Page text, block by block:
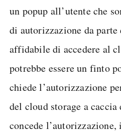
un popup all’utente che
di autorizzazione da
affidabile di accedere al
potrebbe essere un finto
chiede l’autorizzazione
del cloud storage a
concede l’autorizzazione,